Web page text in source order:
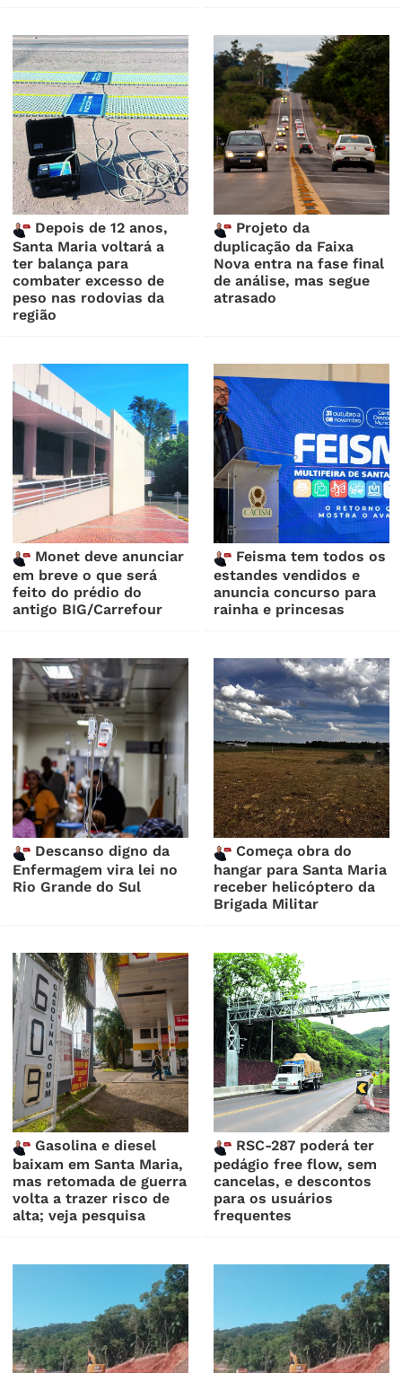
Depois de 12 anos,
Santa Maria voltará a
ter balança para
combater excesso de
peso nas rodovias da
região
Projeto da
duplicação da Faixa
Nova entra na fase final
de análise, mas segue
atrasado
Monet deve anunciar
em breve o que será
feito do prédio do
antigo BIG/Carrefour
Feisma tem todos os
estandes vendidos e
anuncia concurso para
rainha e princesas
Descanso digno da
Enfermagem vira lei no
Rio Grande do Sul
Começa obra do
hangar para Santa Maria
receber helicóptero da
Brigada Militar
Gasolina e diesel
baixam em Santa Maria,
mas retomada de guerra
volta a trazer risco de
alta; veja pesquisa
RSC-287 poderá ter
pedágio free flow, sem
cancelas, e descontos
para os usuários
frequentes